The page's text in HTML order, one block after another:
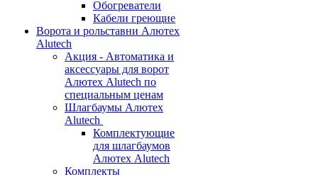
Обогреватели
Кабели греющие
Ворота и рольставни Алютех
Alutech
Акция - Автоматика и
аксессуары для ворот
Алютех Alutech по
специальным ценам
Шлагбаумы Алютех
Alutech
Комплектующие
для шлагбаумов
Алютех Alutech
Комплекты